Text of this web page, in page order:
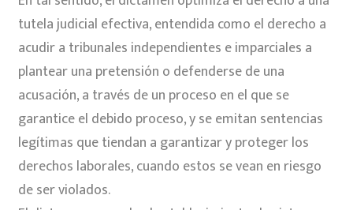
tutela judicial efectiva, entendida como el derecho a
acudir a tribunales independientes e imparciales a
plantear una pretensión o defenderse de una
acusación, a través de un proceso en el que se
garantice el debido proceso, y se emitan sentencias
legítimas que tiendan a garantizar y proteger los
derechos laborales, cuando estos se vean en riesgo
de ser violados.